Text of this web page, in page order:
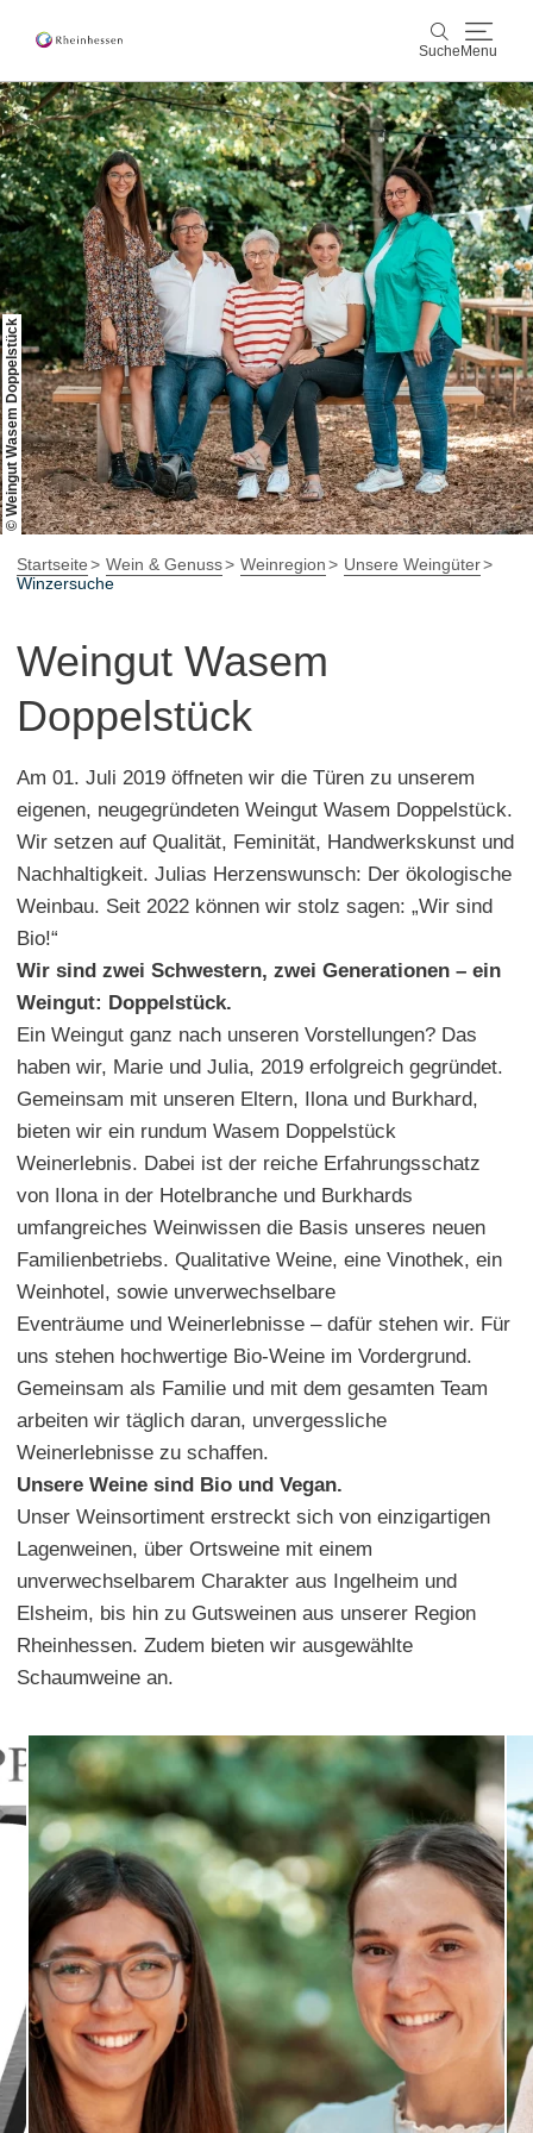
Suche Menu
Suche
Wein & Genuss
Aktiv & Natur
Kultur & Städte
Veranstaltungen
Buchung & Service
Shop Rheinhessen-Blog Karte
© Weingut Wasem Doppelstück
Startseite Wein & Genuss Weinregion
Unsere Weingüter
Winzersuche
Weingut Wasem
Doppelstück
Am 01. Juli 2019 öffneten wir die Türen zu unserem
eigenen, neugegründeten Weingut Wasem Doppelstück.
Wir setzen auf Qualität, Feminität, Handwerkskunst und
Nachhaltigkeit. Julias Herzenswunsch: Der ökologische
Weinbau. Seit 2022 können wir stolz sagen: „Wir sind
Bio!“
Wir sind zwei Schwestern, zwei Generationen – ein
Weingut: Doppelstück.
Ein Weingut ganz nach unseren Vorstellungen? Das
haben wir, Marie und Julia, 2019 erfolgreich gegründet.
Gemeinsam mit unseren Eltern, Ilona und Burkhard,
bieten wir ein rundum Wasem Doppelstück
Weinerlebnis. Dabei ist der reiche Erfahrungsschatz
von Ilona in der Hotelbranche und Burkhards
umfangreiches Weinwissen die Basis unseres neuen
Familienbetriebs. Qualitative Weine, eine Vinothek, ein
Weinhotel, sowie unverwechselbare
Eventräume und Weinerlebnisse – dafür stehen wir. Für
uns stehen hochwertige Bio-Weine im Vordergrund.
Gemeinsam als Familie und mit dem gesamten Team
arbeiten wir täglich daran, unvergessliche
Weinerlebnisse zu schaffen.
Unsere Weine sind Bio und Vegan.
Unser Weinsortiment erstreckt sich von einzigartigen
Lagenweinen, über Ortsweine mit einem
unverwechselbarem Charakter aus Ingelheim und
Elsheim, bis hin zu Gutsweinen aus unserer Region
Rheinhessen. Zudem bieten wir ausgewählte
Schaumweine an.